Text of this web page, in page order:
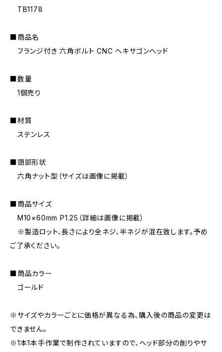
TB1178
■商品名
フランジ付き 六角ボルト CNC ヘキサゴンヘッド
■数量
1個売り
■材質
ステンレス
■頭部形状
六角ナット型（サイズは画像に掲載）
■商品サイズ
M10×60mm P1.25（詳細は画像に掲載）
※製造ロット、長さにより全ネジ、半ネジが混在致します。予め
ご了承ください。
■商品カラー
ゴールド
※サイズやカラーごとに価格が異なる為、購入後の商品の変更は
できません。
※1本1本手作業で制作されていますので、ヘッド部分の削りやサ